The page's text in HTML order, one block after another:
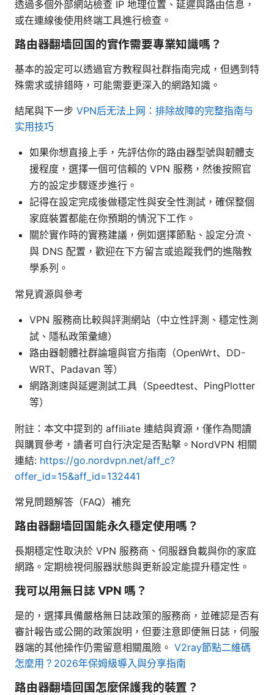
透過多個外部網站檢查 IP 地理位置、延遲與路由信息，
或在連線後使用終端工具進行檢查。
路由器翻墙回国的實作需要專業知識嗎？
基本的設定可以透過官方教程與社群指南完成，但遇到特
殊需求或排錯時，可能需要更深入的網路知識。
結尾與下一步 VPN后无法上网：排除故障的完整指南与
实用技巧
如果你想直接上手，先評估你的路由器型號與韌體支
援程度，選擇一個可信賴的 VPN 服務，然後按照官
方的設定步驟逐步進行。
記得在設定完成後做穩定性與安全性測試，確保整個
家庭裝置都能在你預期的情況下工作。
關於實作時的實務建議，例如選擇節點、設定分流、
與 DNS 配置，歡迎在下方留言或追蹤我們的進階教
學系列。
常見資源與參考
VPN 服務商比較與評測網站（中立性評測、穩定性測
試、隱私政策彙總）
路由器韌體社群論壇與官方指南（OpenWrt、DD-
WRT、Padavan 等）
網路測速與延遲測試工具（Speedtest、PingPlotter
等）
附註：本文中提到的 affiliate 連結與資源，僅作為閱讀
與購買參考，讀者可自行決定是否點擊。NordVPN 相關
連結: https://go.nordvpn.net/aff_c?
offer_id=15&aff_id=132441
常見問題解答（FAQ）補充
路由器翻墙回国能永久穩定使用嗎？
長期穩定性取決於 VPN 服務商、伺服器負載與你的家庭
網路。定期檢視伺服器狀態與更新設定能提升穩定性。
我可以用無日誌 VPN 嗎？
是的，選擇具備嚴格無日誌政策的服務商，並確認是否有
審計報告或公開的政策說明，但要注意即便無日誌，伺服
器端的其他操作仍需留意相關風險。 V2ray節點二維碼
怎麼用？2026年保姆級導入與分享指南
路由器翻墙回国怎麼保護我的裝置？